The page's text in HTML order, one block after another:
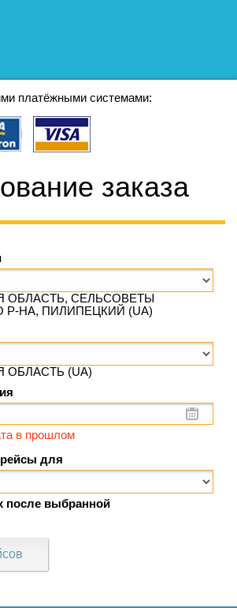
платёжными системами:
заказа
ОБЛАСТЬ, СЕЛЬСОВЕТЫ
НА, ПИЛИПЕЦКИЙ (UA)
ОБЛАСТЬ (UA)
в прошлом
рейсы для
после выбранной